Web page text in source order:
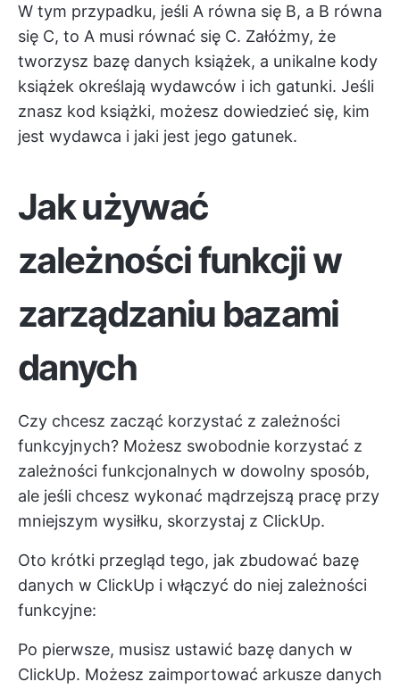
W tym przypadku, jeśli A równa się B, a B równa
się C, to A musi równać się C. Załóżmy, że
tworzysz bazę danych książek, a unikalne kody
książek określają wydawców i ich gatunki. Jeśli
znasz kod książki, możesz dowiedzieć się, kim
jest wydawca i jaki jest jego gatunek.
Jak używać
zależności funkcji w
zarządzaniu bazami
danych
Czy chcesz zacząć korzystać z zależności
funkcyjnych? Możesz swobodnie korzystać z
zależności funkcjonalnych w dowolny sposób,
ale jeśli chcesz wykonać mądrzejszą pracę przy
mniejszym wysiłku, skorzystaj z ClickUp.
Oto krótki przegląd tego, jak zbudować bazę
danych w ClickUp i włączyć do niej zależności
funkcyjne:
Po pierwsze, musisz ustawić bazę danych w
ClickUp. Możesz zaimportować arkusze danych